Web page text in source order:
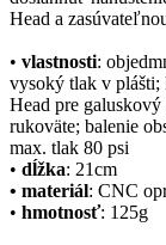
Head a
• vlastnosti:
vysoký tlak v
Head pre galuskový
rukoväte; balenie
max. tlak 80 psi
• dĺžka: 21cm
• materiál: CNC
• hmotnosť: 125g